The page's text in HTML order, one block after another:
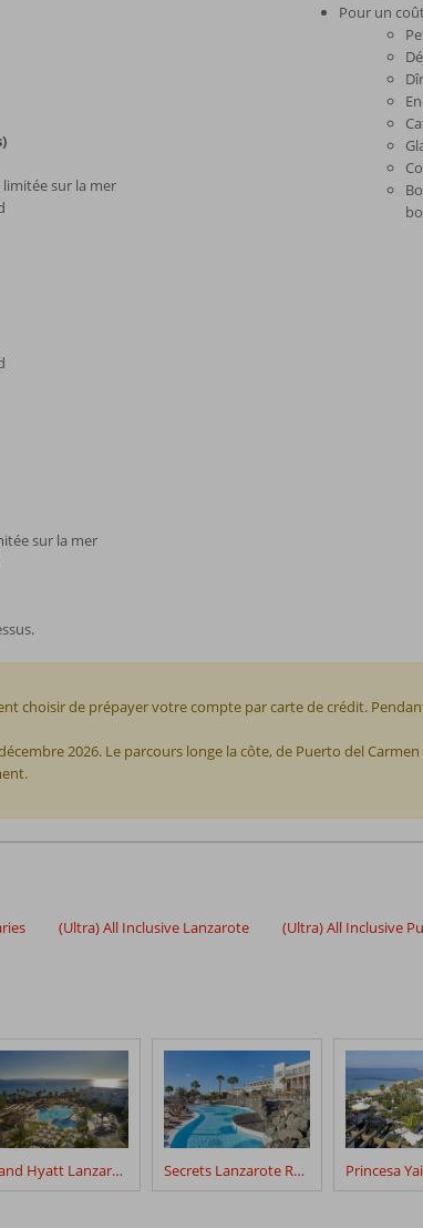
sur la mer
sur la mer
Pour un
choisir de prépayer votre compte par carte de crédit.
2026. Le parcours longe la côte, de Puerto del
(Ultra) All Inclusive Lanzarote (Ultra) All Inclusive
Grand Hyatt Lanzarote Playa Dorada Resort Secrets Lanzarote Resort & Spa